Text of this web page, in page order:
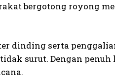
bergotong royong
dinding serta
surut. Dengan